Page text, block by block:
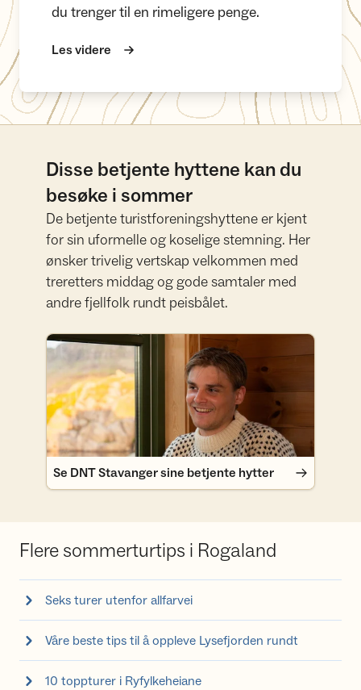
du trenger til en rimeligere penge.
Les videre
Disse betjente hyttene kan du
besøke i sommer
De betjente turistforeningshyttene er kjent
for sin uformelle og koselige stemning. Her
ønsker trivelig vertskap velkommen med
treretters middag og gode samtaler med
andre fjellfolk rundt peisbålet.
Se DNT Stavanger sine betjente hytter
Se DNT Stavanger sine betjente hytter
Flere sommerturtips i Rogaland
Seks turer utenfor allfarvei
Våre beste tips til å oppleve Lysefjorden rundt
10 toppturer i Ryfylkeheiane